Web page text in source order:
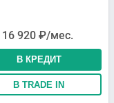
16 920 ₽/мес.
В КРЕДИТ
В TRADE IN